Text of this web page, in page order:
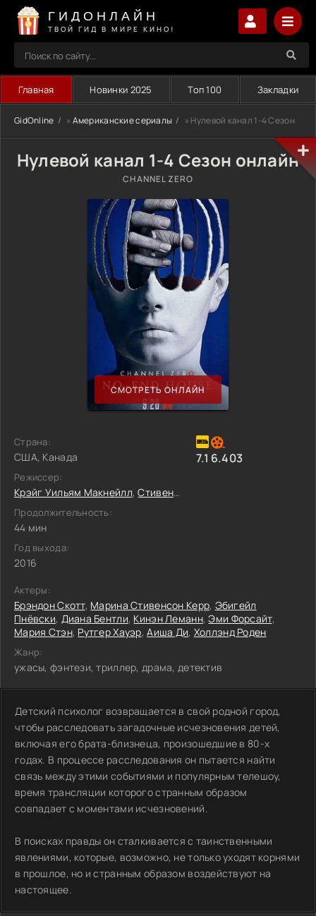
ГИДОНЛАЙН
ТВОЙ ГИД В МИРЕ КИНО!
Главная Новинки 2025 Топ 100 Закладки
GidOnline » Американские сериалы » Нулевой канал 1-4 Сезон
Нулевой канал 1-4 Сезон онлайн
CHANNEL ZERO
СМОТРЕТЬ ОНЛАЙН
Страна:
США, Канада
Режиссер:
Крэйг Уильям Макнейлл,Стивен Пит
Продолжительность:
44 мин
Год выхода:
2016
7.1 6.403
Актеры:
Брэндон Скотт, Марина Стивенсон Керр, Эбигейл
Пнёвски, Диана Бентли, Кинэн Леманн,Эми Форсайт,
Мария Стэн, Рутгер Хауэр,Аиша Ди, Холлэнд Роден
Жанр:
ужасы, фэнтези, триллер, драма, детектив
Детский психолог возвращается в свой родной город,
чтобы расследовать загадочные исчезновения детей,
включая его брата-близнеца, произошедшие в 80-х
годах. В процессе расследования он пытается найти
связь между этими событиями и популярным телешоу,
время трансляции которого странным образом
совпадает с моментами исчезновений.
В поисках правды он сталкивается с таинственными
явлениями, которые, возможно, не только уходят корнями
в прошлое, но и странным образом воздействуют на
настоящее.